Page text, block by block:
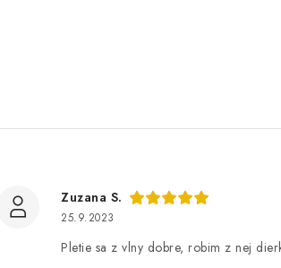
Zuzana S.
25.9.2023
Pletie sa z vlny dobre, robim z nej